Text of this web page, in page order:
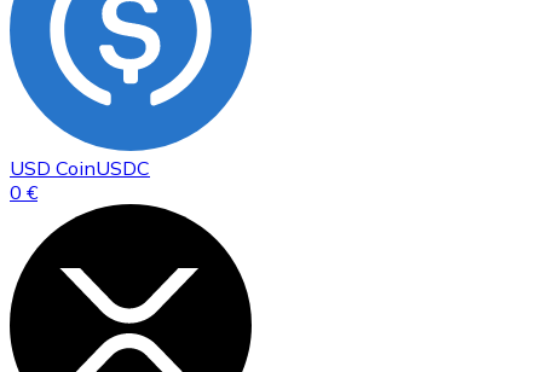
USD CoinUSDC
0 €